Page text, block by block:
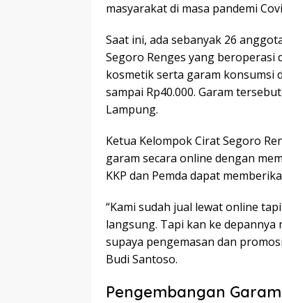
masyarakat di masa pandemi
Saat ini, ada sebanyak 26
Segoro Renges yang beroperasi
kosmetik serta garam konsumsi
sampai Rp40.000. Garam
Lampung.
Ketua Kelompok Cirat Segoro
garam secara online dengan
KKP dan Pemda dapat
“Kami sudah jual lewat online
langsung. Tapi kan ke
supaya pengemasan dan
Budi Santoso.
Pengembangan